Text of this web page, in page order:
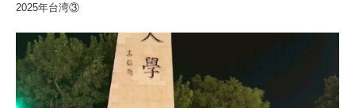
2025年台湾③